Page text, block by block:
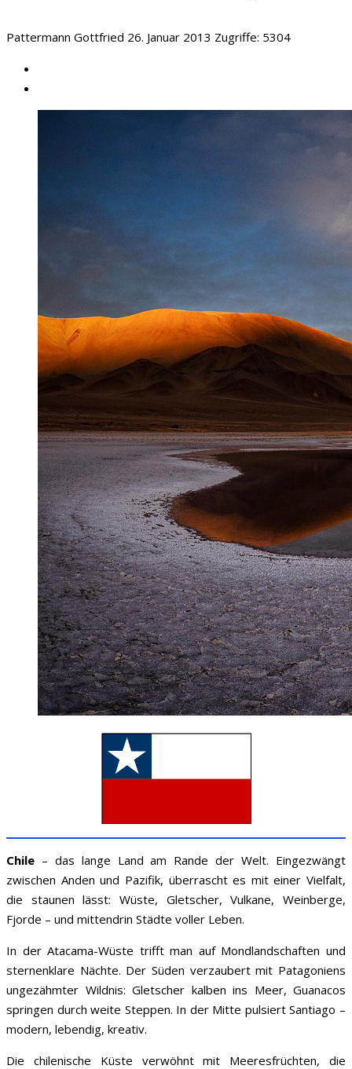
Pattermann Gottfried 26. Januar 2013 Zugriffe: 5304
Chile – das lange Land am Rande der Welt. Eingezwängt
zwischen Anden und Pazifik, überrascht es mit einer Vielfalt,
die staunen lässt: Wüste, Gletscher, Vulkane, Weinberge,
Fjorde – und mittendrin Städte voller Leben.
In der Atacama-Wüste trifft man auf Mondlandschaften und
sternenklare Nächte. Der Süden verzaubert mit Patagoniens
ungezähmter Wildnis: Gletscher kalben ins Meer, Guanacos
springen durch weite Steppen. In der Mitte pulsiert Santiago –
modern, lebendig, kreativ.
Die chilenische Küste verwöhnt mit Meeresfrüchten, die